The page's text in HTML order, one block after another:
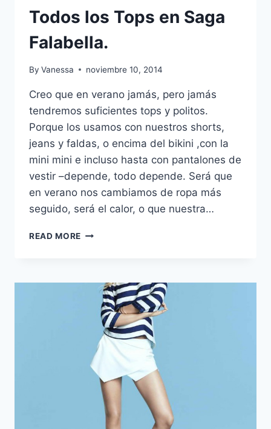
Todos los Tops en Saga
Falabella.
By Vanessa noviembre 10, 2014
Creo que en verano jamás, pero jamás
tendremos suficientes tops y politos.
Porque los usamos con nuestros shorts,
jeans y faldas, o encima del bikini ,con la
mini mini e incluso hasta con pantalones de
vestir –depende, todo depende. Será que
en verano nos cambiamos de ropa más
seguido, será el calor, o que nuestra…
READ MORE TODOS
SAGA
FALABELLA.